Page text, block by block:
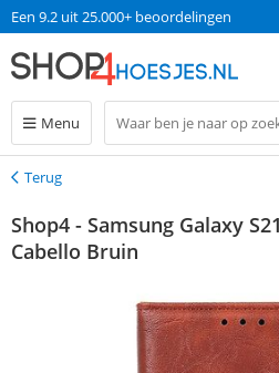
Een 9.2 uit 25.000+ beoordelingen
Menu
Terug
Terug
Shop4 - Samsung Galaxy
Cabello Bruin